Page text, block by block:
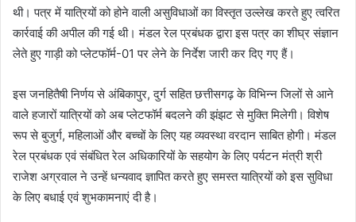
थी। पत्र में यात्रियों को होने वाली असुविधाओं का विस्तृत उल्लेख करते हुए त्वरित
कार्रवाई की अपील की गई थी। मंडल रेल प्रबंधक द्वारा इस पत्र का शीघ्र संज्ञान
लेते हुए गाड़ी को प्लेटफॉर्म-01 पर लेने के निर्देश जारी कर दिए गए हैं।
इस जनहितैषी निर्णय से अंबिकापुर, दुर्ग सहित छत्तीसगढ़ के विभिन्न जिलों से आने
वाले हजारों यात्रियों को अब प्लेटफॉर्म बदलने की झंझट से मुक्ति मिलेगी। विशेष
रूप से बुजुर्ग, महिलाओं और बच्चों के लिए यह व्यवस्था वरदान साबित होगी। मंडल
रेल प्रबंधक एवं संबंधित रेल अधिकारियों के सहयोग के लिए पर्यटन मंत्री श्री
राजेश अग्रवाल ने उन्हें धन्यवाद ज्ञापित करते हुए समस्त यात्रियों को इस सुविधा
के लिए बधाई एवं शुभकामनाएं दी है।